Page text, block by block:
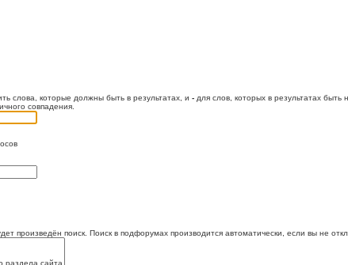
слова, которые должны быть в результатах, и - для слов, которых в результатах
совпадения.
произведён поиск. Поиск в подфорумах производится автоматически, если вы не